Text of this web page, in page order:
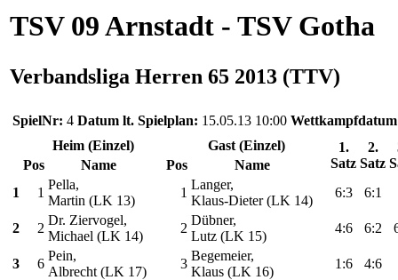
TSV 09 Arnstadt - TSV Gotha
Verbandsliga Herren 65 2013 (TTV)
SpielNr: 4 Datum lt. Spielplan: 15.05.13 10:00
Heim (Einzel)
Gast (Einzel)
1.
Satz
2.
Satz
Pos Name Pos
Name
1
1
Pella,
Martin (LK 13)
1
Langer,
Klaus-Dieter (LK 14)
6:3 6:1
2 2
Dr. Ziervogel,
Michael (LK 14)
2
Dübner,
Lutz (LK 15)
4:6 6:2
3 6
Pein,
Albrecht (LK 17)
3
Begemeier,
Klaus (LK 16)
1:6 4:6